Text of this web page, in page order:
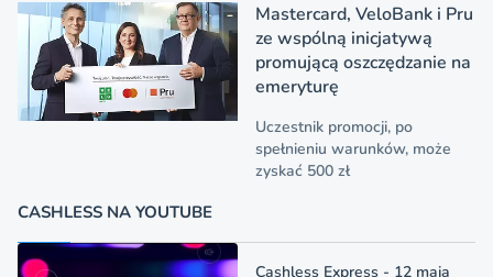
Mastercard, VeloBank i Pru
ze wspólną inicjatywą
promującą oszczędzanie na
emeryturę
Uczestnik promocji, po
spełnieniu warunków, może
zyskać 500 zł
CASHLESS NA YOUTUBE
Cashless Express - 12 maja